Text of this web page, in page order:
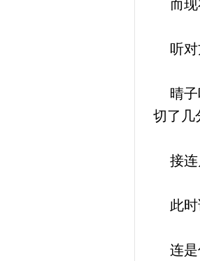
而现
听对
晴子
切了几
接连
此时
连是